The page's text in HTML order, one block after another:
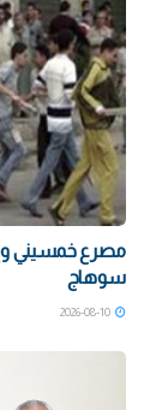
مصرع خمسيني
سوهاج